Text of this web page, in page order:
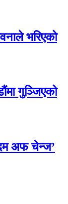
भरिएको
गुञ्जिएको
अफ चेन्ज’